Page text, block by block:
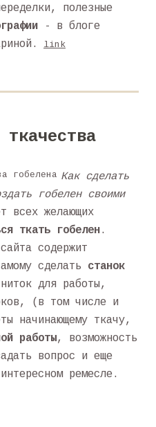
полезные
- в блоге
link
Как сделать
гобелен своими
всех желающих
ткать гобелен.
содержит
сделать станок
для работы,
(в том числе и
начинающему ткачу,
работы, возможность
вопрос и еще
ремесле.